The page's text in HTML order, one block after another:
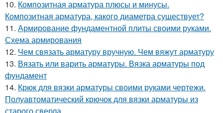
10. Композитная арматура плюсы и минусы.
Композитная арматура, какого диаметра существует?
11. Армирование фундаментной плиты своими руками.
Схема армирования
12. Чем связать арматуру вручную. Чем вяжут арматуру
13. Вязать или варить арматуры. Вязка арматуры под
фундамент
14. Крюк для вязки арматуры своими руками чертежи.
Полуавтоматический крючок для вязки арматуры из